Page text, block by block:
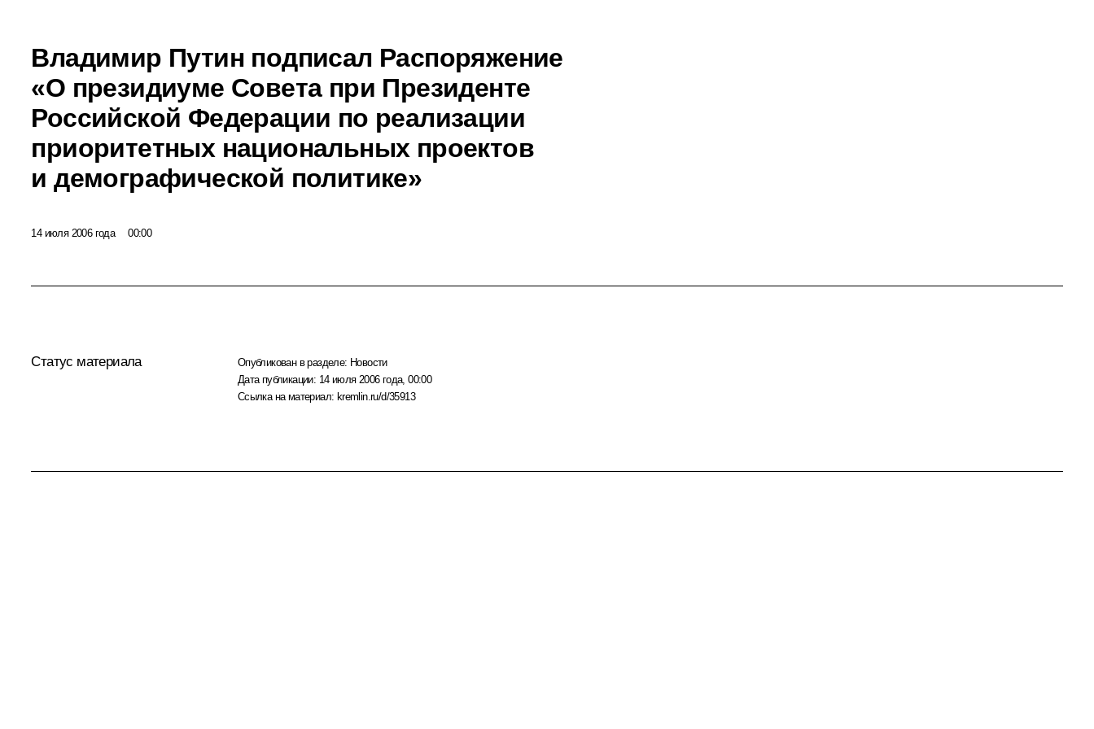
Владимир Путин подписал Распоряжение
«О президиуме Совета при Президенте
Российской Федерации по реализации
приоритетных национальных проектов
и демографической политике»
14 июля 2006 года 00:00
Статус материала Опубликован в разделе: Новости
Дата публикации: 14 июля 2006 года, 00:00
Ссылка на материал: kremlin.ru/d/35913